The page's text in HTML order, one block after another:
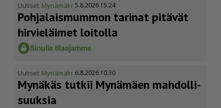
Uutiset Mynämäki 5.8.2026 15.24
Pohja­lais­mummon tarinat pitävät
hirvieläimet loitolla
Uutiset Mynämäki 6.8.2026 10.30
Mynäkäs tutkii Mynämäen mahdol­li­
suuksia